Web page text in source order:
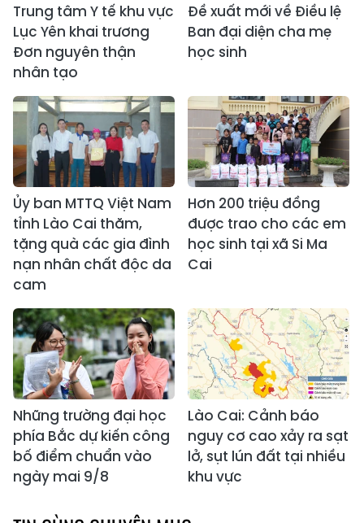
Trung tâm Y tế khu vực
Lục Yên khai trương
Đơn nguyên thận
nhân tạo
Đề xuất mới về Điều lệ
Ban đại diện cha mẹ
học sinh
Ủy ban MTTQ Việt Nam
tỉnh Lào Cai thăm,
tặng quà các gia đình
nạn nhân chất độc da
cam
Hơn 200 triệu đồng
được trao cho các em
học sinh tại xã Si Ma
Cai
Những trường đại học
phía Bắc dự kiến công
bố điểm chuẩn vào
ngày mai 9/8
Lào Cai: Cảnh báo
nguy cơ cao xảy ra sạt
lở, sụt lún đất tại nhiều
khu vực